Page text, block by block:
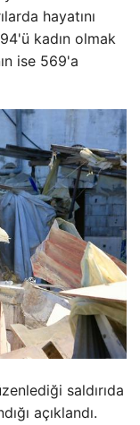
hayatını
kadın olmak
ise 569'a
saldırıda
açıklandı.